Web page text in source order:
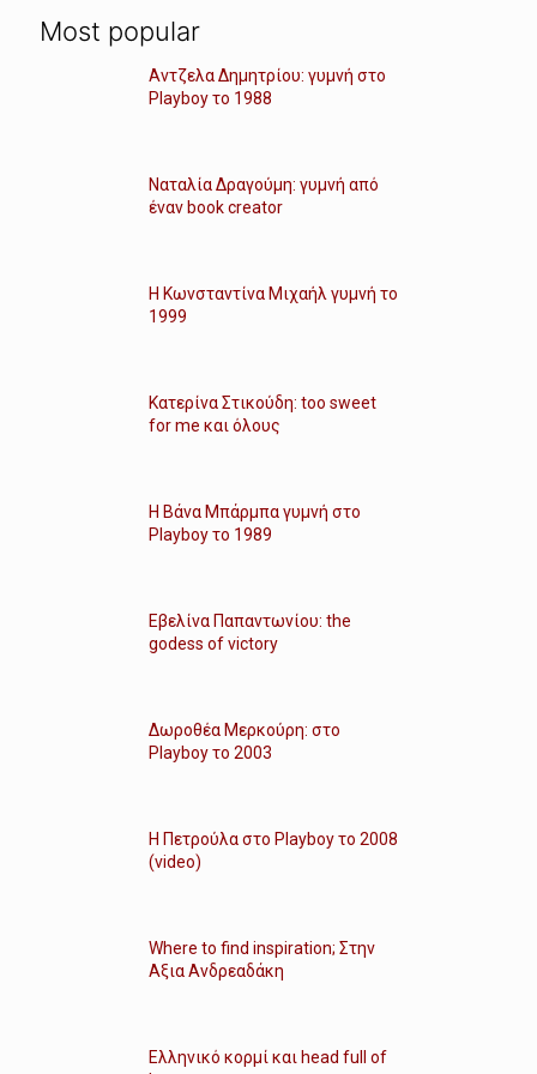
Most popular
Αντζελα Δημητρίου: γυμνή στο
Playboy το 1988
Ναταλία Δραγούμη: γυμνή από
έναν book creator
Η Κωνσταντίνα Μιχαήλ γυμνή το
1999
Κατερίνα Στικούδη: too sweet
for me και όλους
Η Βάνα Μπάρμπα γυμνή στο
Playboy το 1989
Εβελίνα Παπαντωνίου: the
godess of victory
Δωροθέα Μερκούρη: στο
Playboy το 2003
Η Πετρούλα στο Playboy το 2008
(video)
Where to find inspiration; Στην
Αξια Ανδρεαδάκη
Ελληνικό κορμί και head full of